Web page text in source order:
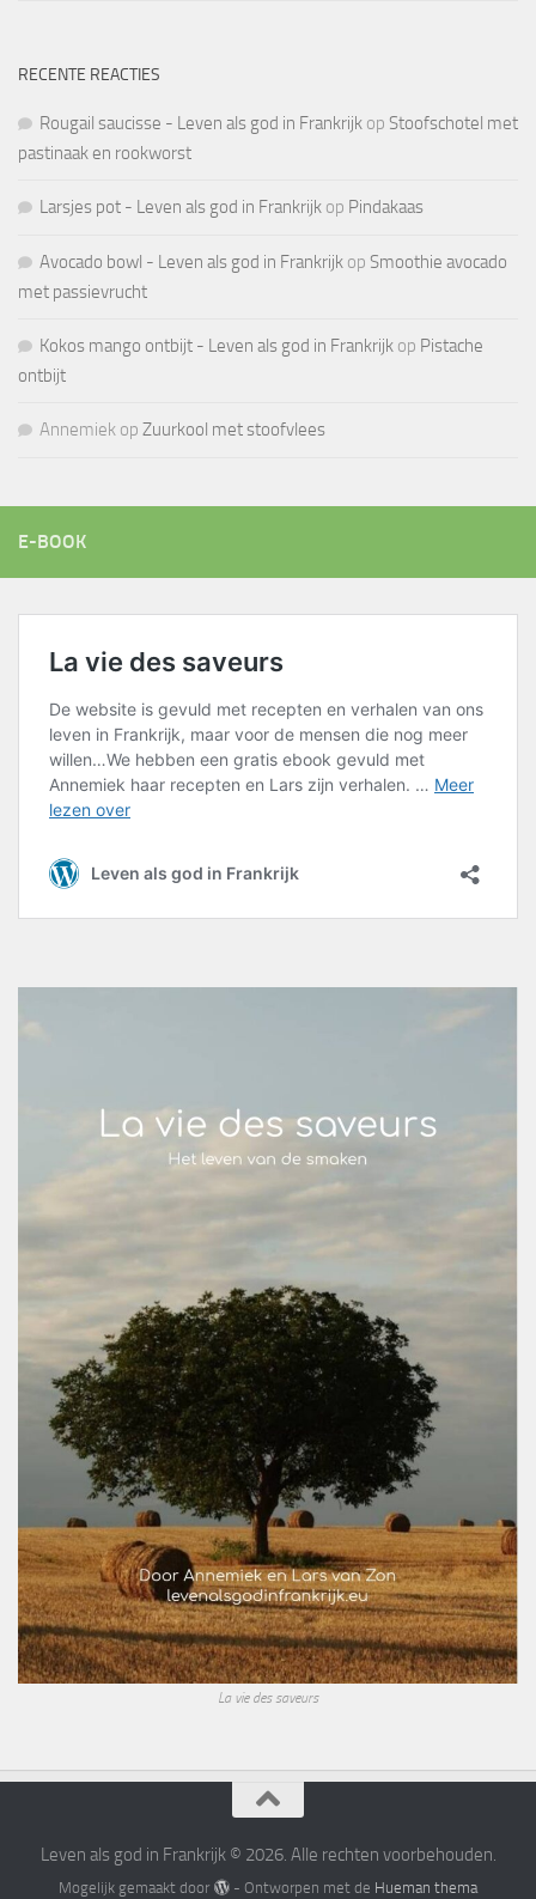
RECENTE REACTIES
Rougail saucisse - Leven als god in Frankrijk op Stoofschotel met
pastinaak en rookworst
Larsjes pot - Leven als god in Frankrijk op Pindakaas
Avocado bowl - Leven als god in Frankrijk op Smoothie avocado
met passievrucht
Kokos mango ontbijt - Leven als god in Frankrijk op Pistache
ontbijt
Annemiek op Zuurkool met stoofvlees
E-BOOK
La vie des saveurs
Leven als god in Frankrijk © 2026. Alle rechten voorbehouden.
Mogelijk gemaakt door - Ontworpen met de Hueman thema